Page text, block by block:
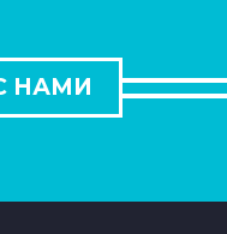
НАМИ